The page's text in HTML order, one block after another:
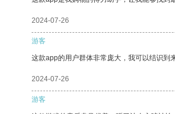
2024-07-26
游客
这款app的用户群体非常庞大，我可以结识到
2024-07-26
游客